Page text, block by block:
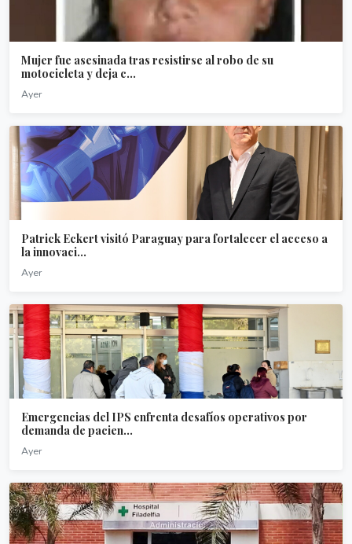
Mujer fue asesinada tras resistirse al robo de su
motocicleta y deja c...
Ayer
Patrick Eckert visitó Paraguay para fortalecer el acceso a
la innovaci...
Ayer
Emergencias del IPS enfrenta desafíos operativos por
demanda de pacien...
Ayer